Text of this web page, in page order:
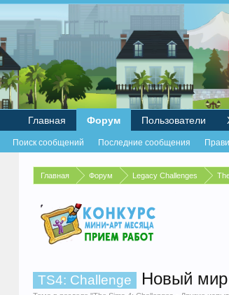
Главная Форум Legacy Challenges
TS4: Challenge Новый мир
Главная Форум
Поиск сообщений Последние сообщения
Пользователи